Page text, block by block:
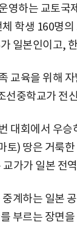
영하는 교토국
학생 160명
일본인이고,
교육을 위해
선중학교가 전
대회에서 우승
토) 땅은 거룩
가가 일본 전
계하는 일본
부르는 장면